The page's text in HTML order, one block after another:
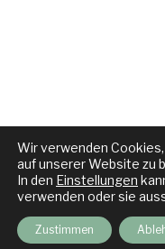
Wir verwenden
auf unserer Website zu
In den Einstellungen
verwenden oder sie
Zustimmen